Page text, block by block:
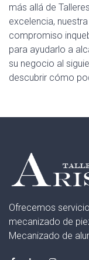
más allá de
excelencia,
compromiso
para ayudarlo a
su negocio al
descubrir cómo
Ofrecemos
mecanizado de
Mecanizado de